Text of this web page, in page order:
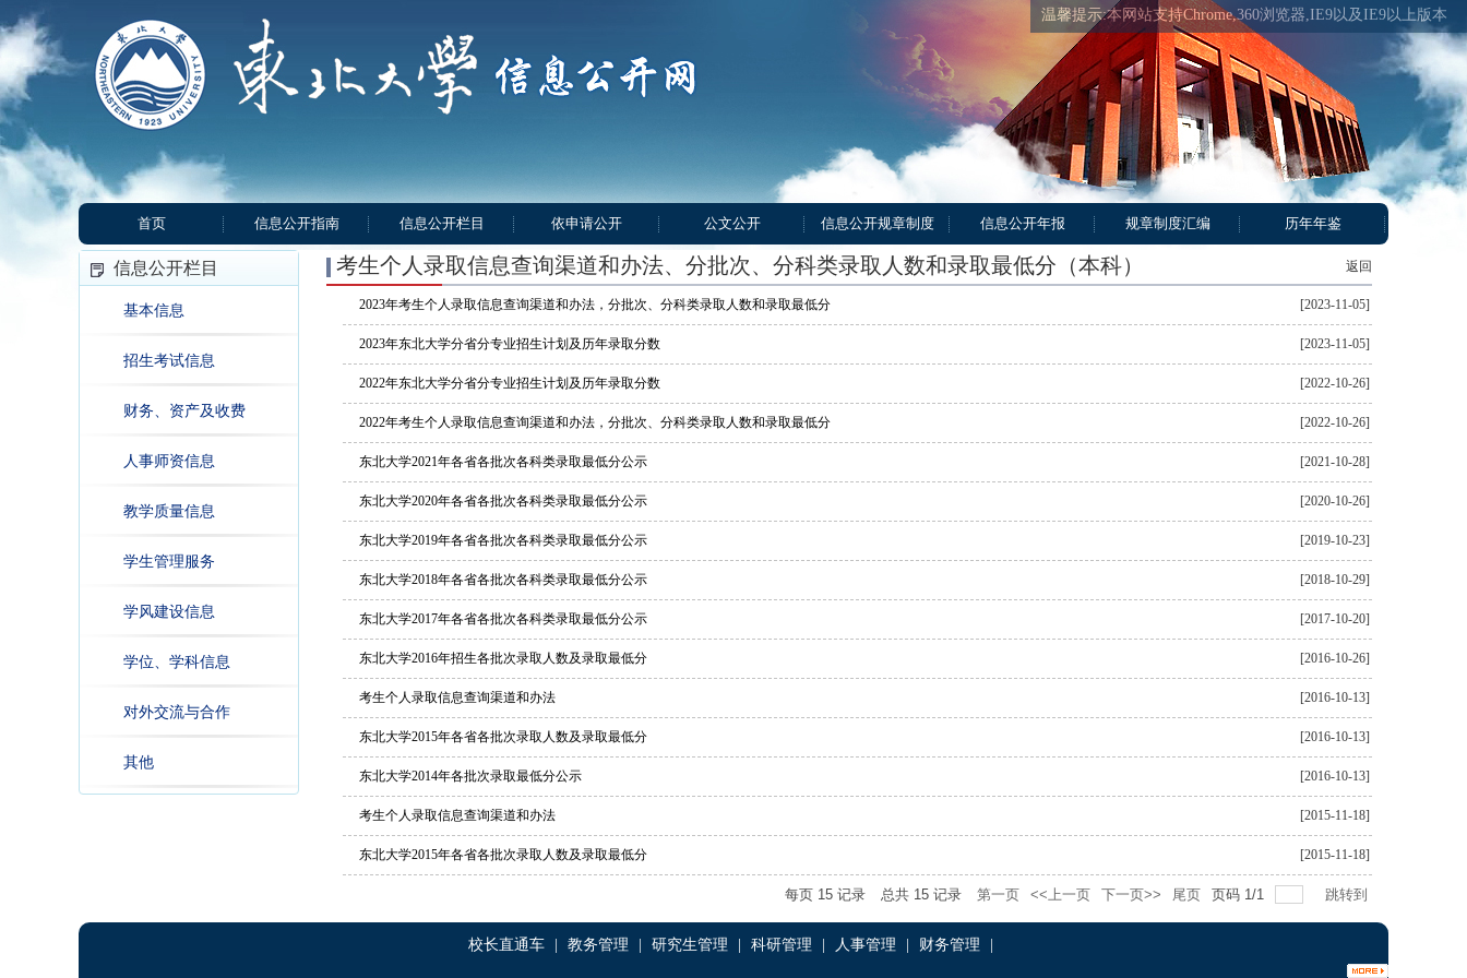
首页 信息公开指南 信息公开栏目 依申请公开 公文公开 信息公开规章制度 信息公开年报 规章制度汇编 历年年鉴
信息公开栏目
基本信息
招生考试信息
财务、资产及收费
人事师资信息
教学质量信息
学生管理服务
学风建设信息
学位、学科信息
对外交流与合作
其他
考生个人录取信息查询渠道和办法、分批次、分科类录取人数和录取最低分（本科） 返回
2023年考生个人录取信息查询渠道和办法，分批次、分科类录取人数和录取最低分 [2023-11-05]
2023年东北大学分省分专业招生计划及历年录取分数 [2023-11-05]
2022年东北大学分省分专业招生计划及历年录取分数 [2022-10-26]
2022年考生个人录取信息查询渠道和办法，分批次、分科类录取人数和录取最低分 [2022-10-26]
东北大学2021年各省各批次各科类录取最低分公示 [2021-10-28]
东北大学2020年各省各批次各科类录取最低分公示 [2020-10-26]
东北大学2019年各省各批次各科类录取最低分公示 [2019-10-23]
东北大学2018年各省各批次各科类录取最低分公示 [2018-10-29]
东北大学2017年各省各批次各科类录取最低分公示 [2017-10-20]
东北大学2016年招生各批次录取人数及录取最低分 [2016-10-26]
考生个人录取信息查询渠道和办法 [2016-10-13]
东北大学2015年各省各批次录取人数及录取最低分 [2016-10-13]
东北大学2014年各批次录取最低分公示 [2016-10-13]
考生个人录取信息查询渠道和办法 [2015-11-18]
东北大学2015年各省各批次录取人数及录取最低分 [2015-11-18]
每页 15 记录 总共 15 记录 第一页 <<上一页 下一页>> 尾页 页码 1/1 跳转到
校长直通车 教务管理 研究生管理 科研管理 人事管理 财务管理
温馨提示:本网站支持Chrome,360浏览器,IE9以及IE9以上版本